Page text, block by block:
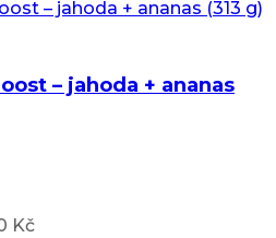
– jahoda + ananas
Kč